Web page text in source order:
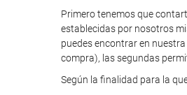
Primero tenemos que
establecidas por nosotros
puedes encontrar en
compra), las segundas
Según la finalidad para la